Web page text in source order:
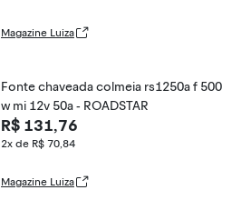
Magazine Luiza
Fonte chaveada colmeia rs1250a f 500
w mi 12v 50a - ROADSTAR
R$ 131,76
2x de R$ 70,84
Magazine Luiza